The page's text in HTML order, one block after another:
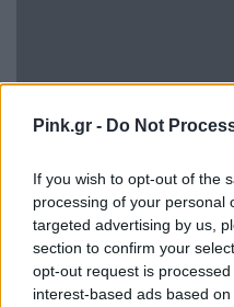
Pink.gr - Do Not
If you wish to opt-out of the
processing of your personal
targeted advertising by us,
section to confirm your
opt-out request is
interest-based ads based